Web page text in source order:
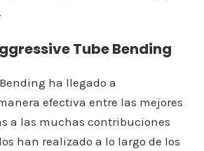
Tube Bending
ha llegado a
efectiva entre las mejores
a las muchas contribuciones
han realizado a lo largo de los